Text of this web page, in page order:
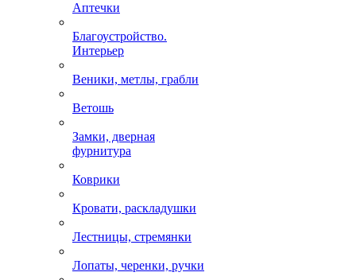
Аптечки
Благоустройство.
Интерьер
Веники, метлы, грабли
Ветошь
Замки, дверная
фурнитура
Коврики
Кровати, раскладушки
Лестницы, стремянки
Лопаты, черенки, ручки